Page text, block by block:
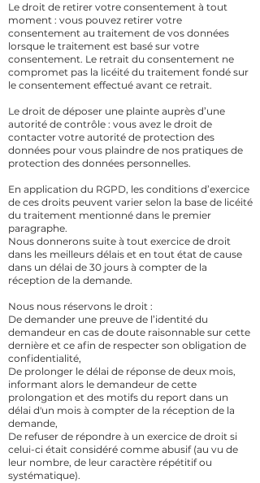
Le droit de retirer votre consentement à tout
moment : vous pouvez retirer votre
consentement au traitement de vos données
lorsque le traitement est basé sur votre
consentement. Le retrait du consentement ne
compromet pas la licéité du traitement fondé sur
le consentement effectué avant ce retrait.
Le droit de déposer une plainte auprès d’une
autorité de contrôle : vous avez le droit de
contacter votre autorité de protection des
données pour vous plaindre de nos pratiques de
protection des données personnelles.
En application du RGPD, les conditions d’exercice
de ces droits peuvent varier selon la base de licéité
du traitement mentionné dans le premier
paragraphe.
Nous donnerons suite à tout exercice de droit
dans les meilleurs délais et en tout état de cause
dans un délai de 30 jours à compter de la
réception de la demande.
Nous nous réservons le droit :
De demander une preuve de l’identité du
demandeur en cas de doute raisonnable sur cette
dernière et ce afin de respecter son obligation de
confidentialité,
De prolonger le délai de réponse de deux mois,
informant alors le demandeur de cette
prolongation et des motifs du report dans un
délai d'un mois à compter de la réception de la
demande,
De refuser de répondre à un exercice de droit si
celui-ci était considéré comme abusif (au vu de
leur nombre, de leur caractère répétitif ou
systématique).